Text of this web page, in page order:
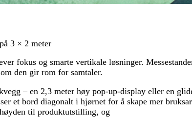
3 × 2 meter
fokus og smarte vertikale løsninger.
den gir rom for samtaler.
– en 2,3 meter høy pop-up-display eller en
et bord diagonalt i hjørnet for å skape mer
til produktutstilling, og